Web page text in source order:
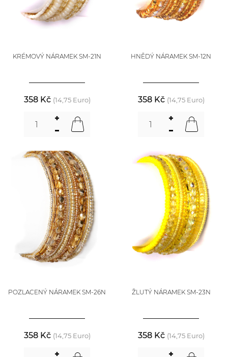
KRÉMOVÝ NÁRAMEK SM-21N
358 Kč (14,75 Euro)
HNĚDÝ NÁRAMEK SM-12N
358 Kč (14,75 Euro)
POZLACENÝ NÁRAMEK SM-26N
358 Kč (14,75 Euro)
ŽLUTÝ NÁRAMEK SM-23N
358 Kč (14,75 Euro)